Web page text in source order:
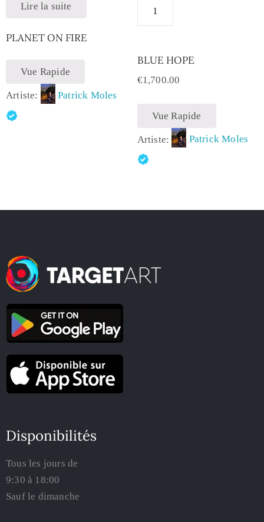
Lire la suite
PLANET ON FIRE
Vue Rapide
Artiste: Patrick Moles
BLUE HOPE
€1,700.00
Vue Rapide
Artiste: Patrick Moles
Disponibilités
Tous les jours de
9:30 à 18:00
Sauf le dimanche